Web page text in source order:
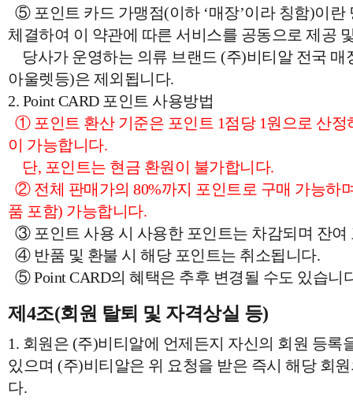
⑤ 포인트 카드 가맹점(이하 ‘매장’이라 칭함)이
체결하여 이 약관에 따른 서비스를 공동으로 제공
당사가 운영하는 의류 브랜드 (주)비티알 전국 매
아울렛등)은 제외됩니다.
2. Point CARD 포인트 사용방법
① 포인트 환산 기준은 포인트 1점당 1원으로 산정
이 가능합니다.
단, 포인트는 현금 환원이 불가합니다.
② 전체 판매가의 80%까지 포인트로 구매 가능하
품 포함) 가능합니다.
③ 포인트 사용 시 사용한 포인트는 차감되며 잔여
④ 반품 및 환불 시 해당 포인트는 취소됩니다.
⑤ Point CARD의 혜택은 추후 변경될 수도 있습니
제4조(회원 탈퇴 및 자격상실 등)
1. 회원은 (주)비티알에 언제든지 자신의 회원 등록
있으며 (주)비티알은 위 요청을 받은 즉시 해당 회
다.